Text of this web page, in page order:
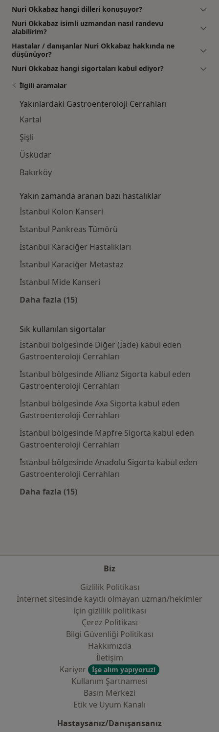
Nuri Okkabaz hangi dilleri konuşuyor?
Nuri Okkabaz isimli uzmandan nasıl randevu
alabilirim?
Hastalar / danışanlar Nuri Okkabaz hakkında ne
düşünüyor?
Nuri Okkabaz hangi sigortaları kabul ediyor?
İlgili aramalar
Yakınlardaki Gastroenteroloji Cerrahları
Kartal
Şişli
Üsküdar
Bakırköy
Yakın zamanda aranan bazı hastalıklar
İstanbul Kolon Kanseri
İstanbul Pankreas Tümörü
İstanbul Karaciğer Hastalıkları
İstanbul Karaciğer Metastaz
İstanbul Mide Kanseri
Daha fazla (15)
Sık kullanılan sigortalar
İstanbul bölgesinde Diğer (İade) kabul eden
Gastroenteroloji Cerrahları
İstanbul bölgesinde Allianz Sigorta kabul eden
Gastroenteroloji Cerrahları
İstanbul bölgesinde Axa Sigorta kabul eden
Gastroenteroloji Cerrahları
İstanbul bölgesinde Mapfre Sigorta kabul eden
Gastroenteroloji Cerrahları
İstanbul bölgesinde Anadolu Sigorta kabul eden
Gastroenteroloji Cerrahları
Daha fazla (15)
Biz
Gizlilik Politikası
İnternet sitesinde kayıtlı olmayan uzman/hekimler
i̇çin gizlilik politikası
Çerez Politikası
Bilgi Güvenliği Politikası
Hakkımızda
İletişim
Kariyer
İşe alım yapıyoruz!
Kullanım Şartnamesi
Basın Merkezi
Etik ve Uyum Kanalı
Hastaysanız/Danışansanız